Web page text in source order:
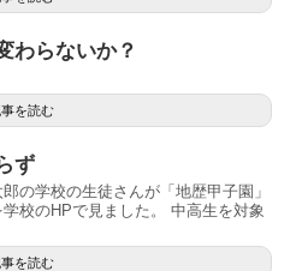
わらないか？
を読む
ず
の学校の生徒さんが「地歴甲子園」
校のHPで見ました。 中高生を対象
を読む